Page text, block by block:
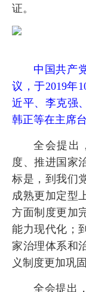
证。
中国共产
议，于2019年
近平、李克强
韩正等在主席
全会提出
度、推进国家
标是，到我们
成熟更加定型
方面制度更加
能力现代化；
家治理体系和
义制度更加巩
全会提出